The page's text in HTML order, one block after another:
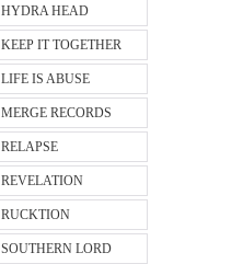
HYDRA HEAD
KEEP IT TOGETHER
LIFE IS ABUSE
MERGE RECORDS
RELAPSE
REVELATION
RUCKTION
SOUTHERN LORD